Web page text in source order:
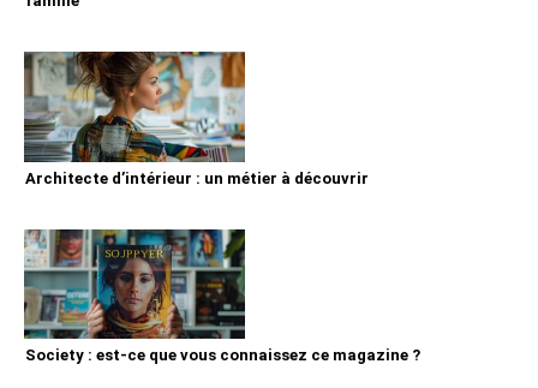
Architecte d’intérieur : un métier à découvrir
Society : est-ce que vous connaissez ce magazine ?